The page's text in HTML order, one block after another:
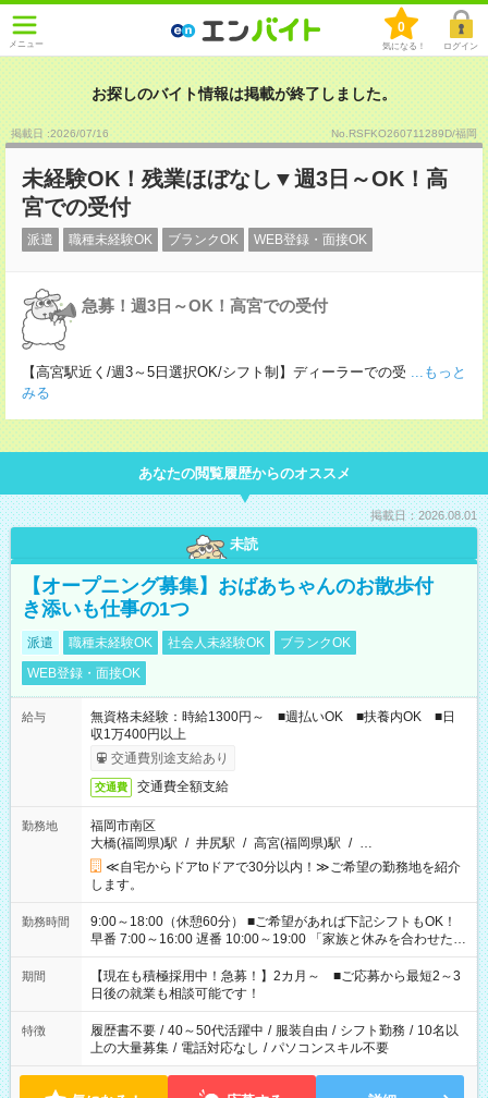
メニュー
0
気になる！ ログイン
お探しのバイト情報は掲載が終了しました。
掲載日 :2026/07/16 No.RSFKO260711289D/福岡
未経験OK！残業ほぼなし▼週3日～OK！高
宮での受付
派遣 職種未経験OK ブランクOK WEB登録・面接OK
急募！週3日～OK！高宮での受付
【高宮駅近く/週3～5日選択OK/シフト制】ディーラーでの受 ...もっと
みる
あなたの閲覧履歴からのオススメ
掲載日：2026.08.01
未読
【オープニング募集】おばあちゃんのお散歩付
き添いも仕事の1つ
派遣 職種未経験OK 社会人未経験OK
ブランクOK
WEB登録・面接OK
給与
無資格未経験：時給1300円～ ■週払いOK ■扶養内OK ■日
収1万400円以上
交通費別途支給あり
交通費 交通費全額支給
勤務地
福岡市南区
大橋(福岡県)駅 / 井尻駅 / 高宮(福岡県)駅 / …
≪自宅からドアtoドアで30分以内！≫ご希望の勤務地を紹介
します。
勤務時間
9:00～18:00（休憩60分） ■ご希望があれば下記シフトもOK！
早番 7:00～16:00 遅番 10:00～19:00 「家族と休みを合わせた
い」 「余裕を持って夕飯の準備がしたい」 「できれば残業はし
たくない」 など、ご希望を教えてくださいね。 ※Wワーク希望
の方へ 今ご覧のお仕事で希望する勤務時間と、もう1つのお仕事
の勤務時間。 合計で週40時間を超える場合は応募できません。
期間
【現在も積極採用中！急募！】2カ月～ ■ご応募から最短2～3
日後の就業も相談可能です！
特徴 履歴書不要 / 40～50代活躍中 / 服装自由 / シフト勤務 / 10名以
上の大量募集 / 電話対応なし / パソコンスキル不要